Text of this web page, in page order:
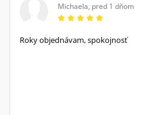
Michaela, pred 1 dňom
Roky objednávam, spokojnosť